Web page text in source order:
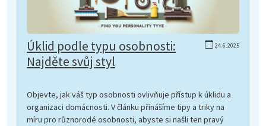
24.6.2025
Úklid podle typu osobnosti:
Najděte svůj styl
Objevte, jak váš typ osobnosti ovlivňuje přístup k úklidu a
organizaci domácnosti. V článku přinášíme tipy a triky na
míru pro různorodé osobnosti, abyste si našli ten pravý